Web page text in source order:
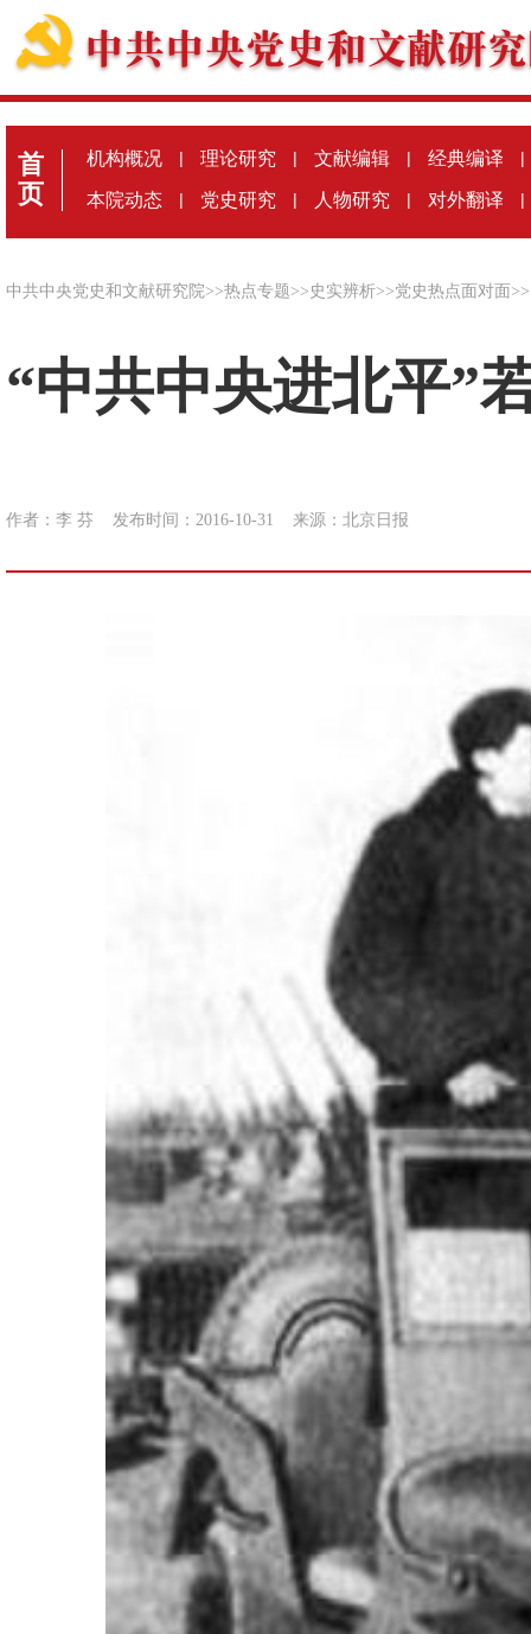
首
页
机构概况 | 理论研究 | 文献编辑 | 经典编译 |
本院动态 | 党史研究 | 人物研究 | 对外翻译 |
中共中央党史和文献研究院>>热点专题>> 史实辨析>>党史热点面对面>>
“中共中央进北平”
作者：李 芬 发布时间：2016-10-31 来源： 北京日报